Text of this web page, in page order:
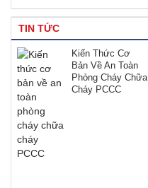
TIN TỨC
Kiến Thức Cơ
Bản Về An Toàn
Phòng Cháy Chữa
Cháy PCCC